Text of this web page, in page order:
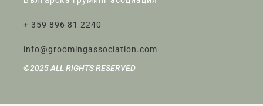
+ 359 896 81 2240
info@groomingassociation.com
©2025 ALL RIGHTS RESERVED